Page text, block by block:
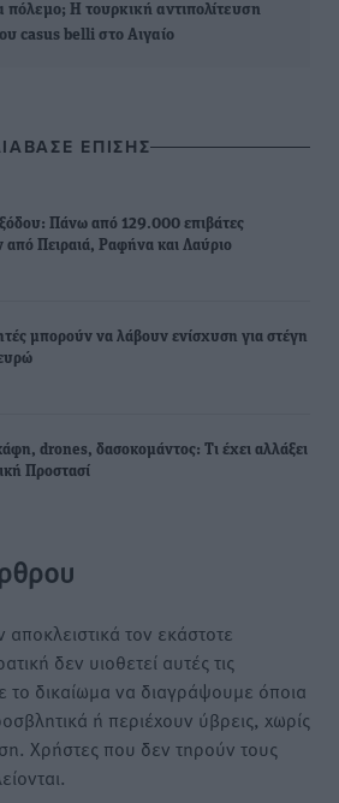
πόλεμο; Η τουρκική αντιπολίτευση
casus belli στο Αιγαίο
ΕΠΙΣΗΣ
Πάνω από 129.000 επιβάτες
Πειραιά, Ραφήνα και Λαύριο
μπορούν να λάβουν ενίσχυση για στέγη
drones, δασοκομάντος: Τι έχει αλλάξει
Προστασί
τον εκάστοτε
δεν υιοθετεί αυτές τις
το δικαίωμα να διαγράψουμε όποια
ή περιέχουν ύβρεις, χωρίς
Χρήστες που δεν τηρούν τους